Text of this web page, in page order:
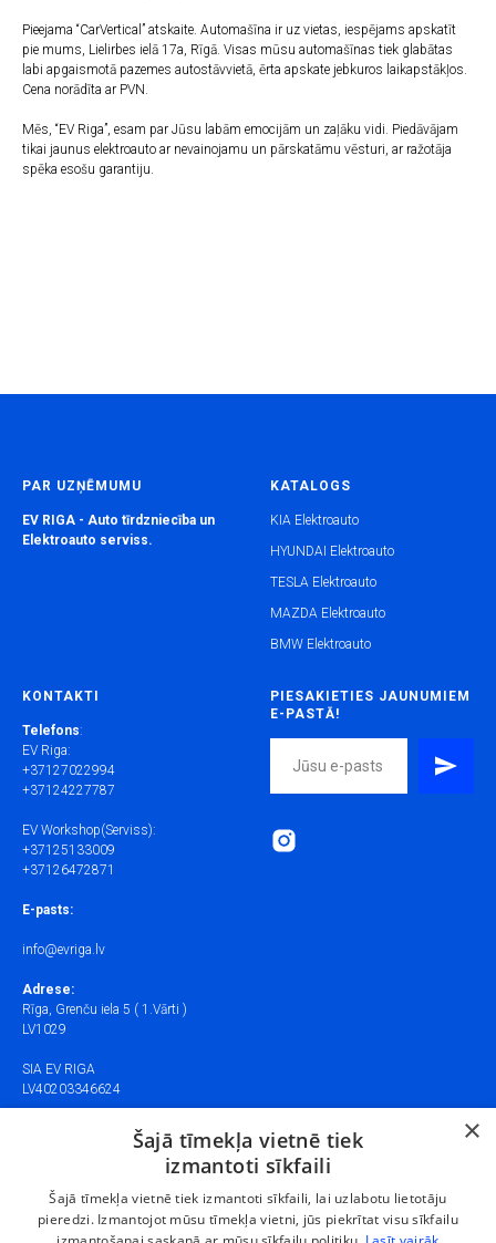
Pieejama “CarVertical” atskaite. Automašīna ir uz vietas, iespējams apskatīt
pie mums, Lielirbes ielā 17a, Rīgā. Visas mūsu automašīnas tiek glabātas
labi apgaismotā pazemes autostāvvietā, ērta apskate jebkuros laikapstākļos.
Cena norādīta ar PVN.
Mēs, “EV Riga”, esam par Jūsu labām emocijām un zaļāku vidi. Piedāvājam
tikai jaunus elektroauto ar nevainojamu un pārskatāmu vēsturi, ar ražotāja
spēka esošu garantiju.
Cookies managing
We use cookies to provide the best site experience.
PAR UZŅĒMUMU
EV RIGA - Auto tīrdzniecība un
Elektroauto serviss.
KATALOGS
KIA Elektroauto
HYUNDAI Elektroauto
TESLA Elektroauto
MAZDA Elektroauto
BMW Elektroauto
KONTAKTI
Telefons:
EV Riga:
+37127022994
+37124227787
EV Workshop(Serviss):
+37125133009
+37126472871
E-pasts:
info@evriga.lv
Adrese:
Rīga, Grenču iela 5 ( 1.Vārti )
LV1029
SIA EV RIGA
LV40203346624
PIESAKIETIES JAUNUMIEM
E-PASTĀ!
×
Šajā tīmekļa vietnē tiek
izmantoti sīkfaili
Šajā tīmekļa vietnē tiek izmantoti sīkfaili, lai uzlabotu lietotāju
pieredzi. Izmantojot mūsu tīmekļa vietni, jūs piekrītat visu sīkfailu